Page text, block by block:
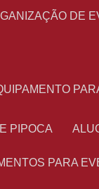
DE
PIPOCA
PARA